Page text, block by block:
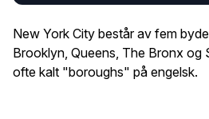
New York City består av fem
Brooklyn, Queens, The Bronx og
ofte kalt "boroughs" på engelsk.